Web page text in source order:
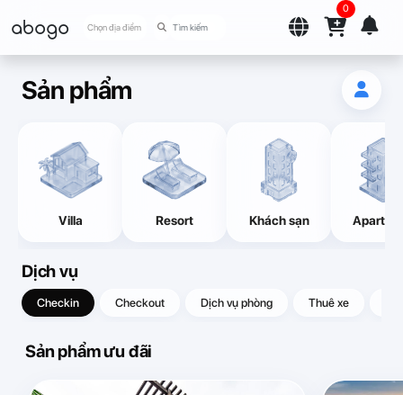
abogo Chọn địa điểm
0
Sản phẩm
Villa Resort Khách sạn
Dịch vụ
Checkin Checkout Dịch vụ phòng Thuê xe
Sản phẩm ưu đãi